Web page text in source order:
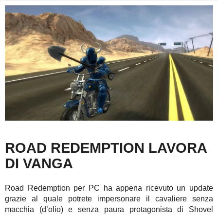
ROAD REDEMPTION LAVORA
DI VANGA
Road Redemption per PC ha appena ricevuto un update
grazie al quale potrete impersonare il cavaliere senza
macchia (d’olio) e senza paura protagonista di Shovel